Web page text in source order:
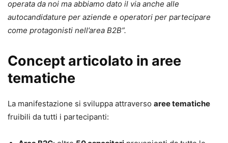
operata da noi ma abbiamo dato il via anche alle
autocandidature per aziende e operatori per partecipare
come protagonisti nell’area B2B”.
Concept articolato in aree
tematiche
La manifestazione si sviluppa attraverso aree tematiche
fruibili da tutti i partecipanti: